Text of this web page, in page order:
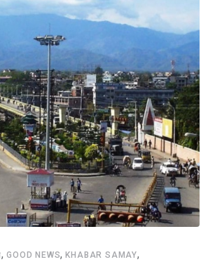
,GOOD NEWS,KHABAR SAMAY,